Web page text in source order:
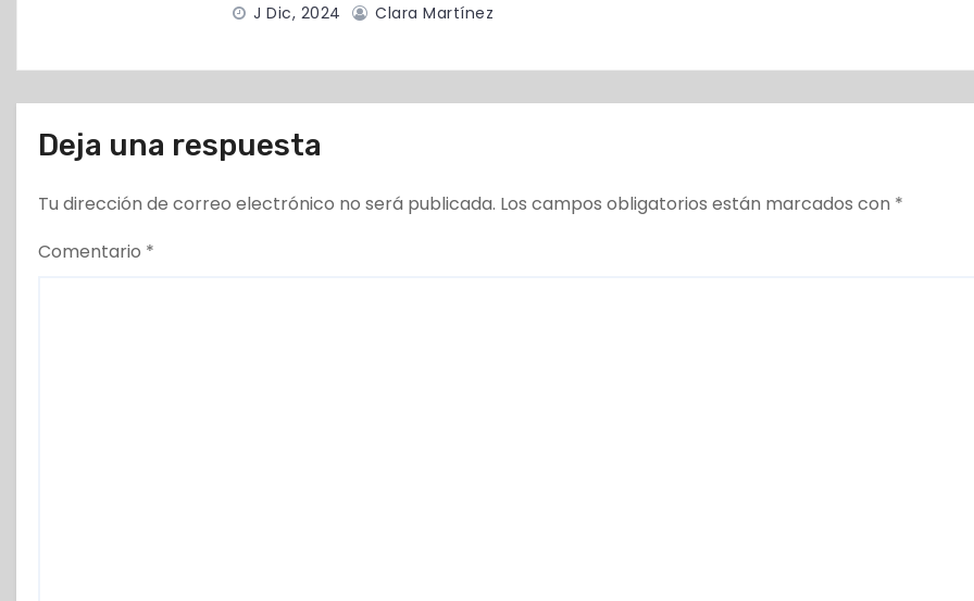
d
a
s
J Dic, 2024 Clara Martínez
Deja una respuesta
Tu dirección de correo electrónico no será publicada. Los campos obligatorios están marcados con *
Comentario *